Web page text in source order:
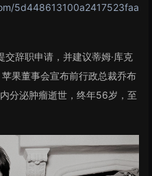
5d448613100a2417523faa
辞职申请，并建议蒂姆·库克
果董事会宣布前行政总裁乔布
分泌肿瘤逝世，终年56岁，至